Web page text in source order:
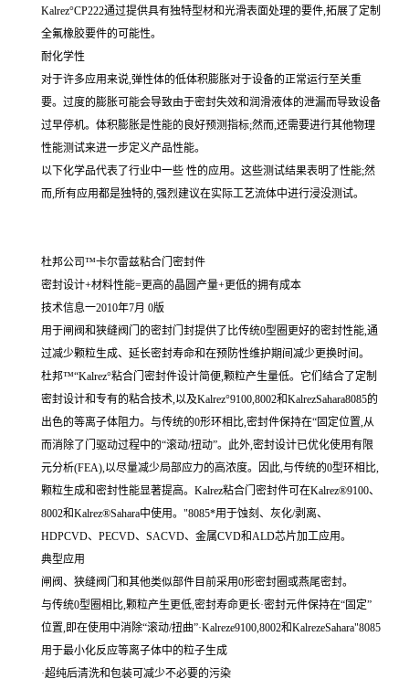
Kalrez°CP222通过提供具有独特型材和光滑表面处理的要件,拓展了定制
全氟橡胶要件的可能性。
耐化学性
对于许多应用来说,弹性体的低体积膨胀对于设备的正常运行至关重
要。过度的膨胀可能会导致由于密封失效和润滑液体的泄漏而导致设备
过早停机。体积膨胀是性能的良好预测指标;然而,还需要进行其他物理
性能测试来进一步定义产品性能。
以下化学品代表了行业中一些 性的应用。这些测试结果表明了性能;然
而,所有应用都是独特的,强烈建议在实际工艺流体中进行浸没测试。
杜邦公司™卡尔雷兹粘合门密封件
密封设计+材料性能=更高的晶圆产量+更低的拥有成本
技术信息一2010年7月 0版
用于闸阀和狭缝阀门的密封门封提供了比传统0型圈更好的密封性能,通
过减少颗粒生成、延长密封寿命和在预防性维护期间减少更换时间。
杜邦™“Kalrez°粘合门密封件设计简便,颗粒产生量低。它们结合了定制
密封设计和专有的粘合技术,以及Kalrez°9100,8002和KalrezSahara8085的
出色的等离子体阻力。与传统的0形环相比,密封件保持在“固定位置,从
而消除了门驱动过程中的“滚动/扭动”。此外,密封设计已优化使用有限
元分析(FEA),以尽量减少局部应力的高浓度。因此,与传统的0型环相比,
颗粒生成和密封性能显著提高。Kalrez粘合门密封件可在Kalrez®9100、
8002和Kalrez®Sahara中使用。"8085*用于蚀刻、灰化/剥离、
HDPCVD、PECVD、SACVD、金属CVD和ALD芯片加工应用。
典型应用
闸阀、狭缝阀门和其他类似部件目前采用0形密封圈或燕尾密封。
与传统0型圈相比,颗粒产生更低,密封寿命更长·密封元件保持在“固定”
位置,即在使用中消除“滚动/扭曲”·Kalreze9100,8002和KalrezeSahara"8085
用于最小化反应等离子体中的粒子生成
·超纯后清洗和包装可减少不必要的污染